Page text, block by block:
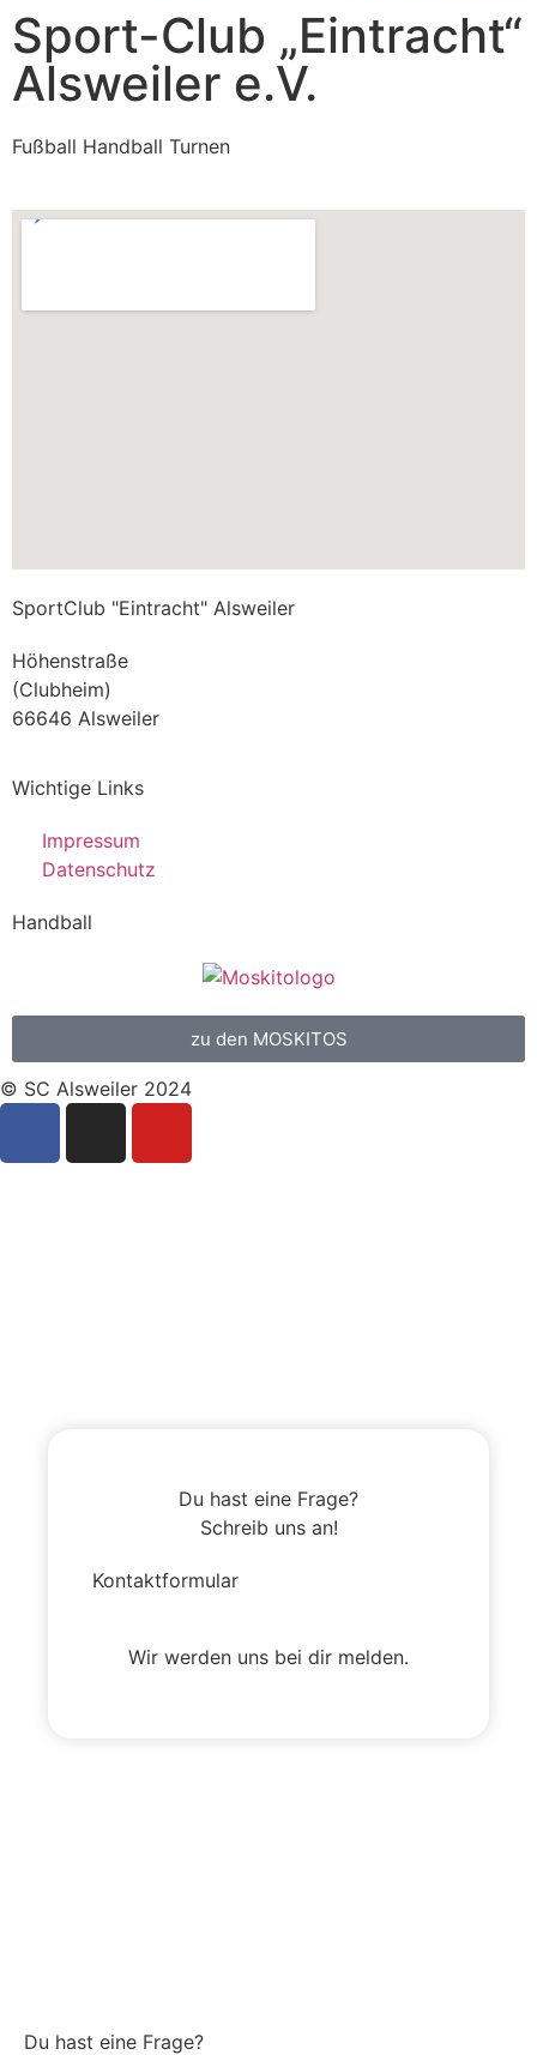
Sport-Club „Eintracht“
Alsweiler e.V.
Fußball Handball Turnen
SportClub "Eintracht" Alsweiler
Höhenstraße
(Clubheim)
66646 Alsweiler
Wichtige Links
Impressum
Datenschutz
Handball
zu den MOSKITOS
© SC Alsweiler 2024
Du hast eine Frage?
Schreib uns an!
Kontaktformular
Wir werden uns bei dir melden.
Du hast eine Frage?